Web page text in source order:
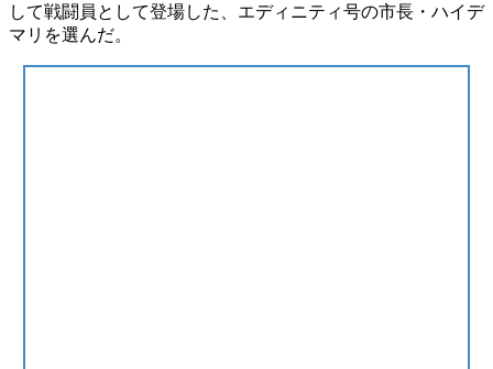
して戦闘員として登場した、エディニティ号の市長・ ハイデ
マリ を選んだ。